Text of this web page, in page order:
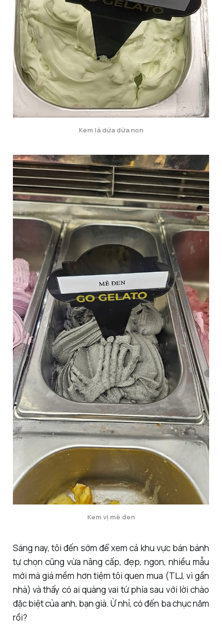
Kem lá dứa dừa non
Kem vị mè đen
Sáng nay, tôi đến sớm để xem cả khu vực bán bánh
tự chọn cũng vừa nâng cấp, đẹp, ngon, nhiều mẫu
mới mà giá mềm hơn tiệm tôi quen mua (TLJ, vì gần
nhà) và thấy có ai quàng vai từ phía sau với lời chào
đặc biệt của anh, bạn già. Ừ nhỉ, có đến ba chục năm
rồi?